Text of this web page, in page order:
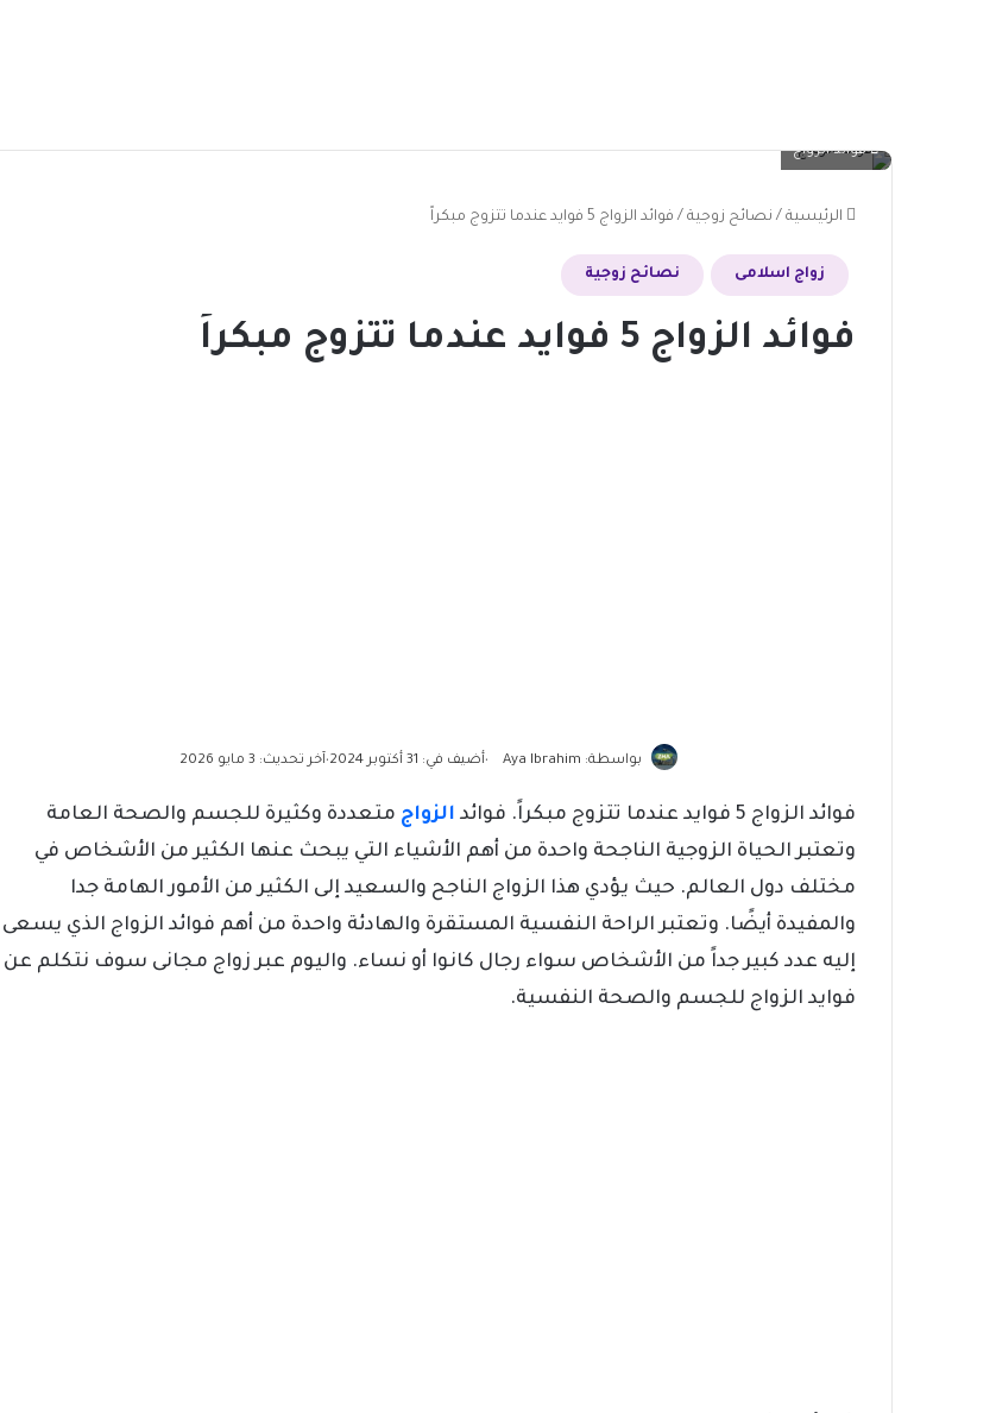
فوائد الزواج
الرئيسية / نصائح زوجية / فوائد الزواج 5 فوايد عندما تتزوج مبكراً
زواج اسلامى نصائح زوجية
فوائد الزواج 5 فوايد عندما تتزوج مبكراً
بواسطة: Aya Ibrahim • أضيف في: 31 أكتوبر 2024 • آخر تحديث: 3 مايو 2026
فوائد الزواج 5 فوايد عندما تتزوج مبكراً. فوائد الزواج متعددة وكثيرة للجسم والصحة العامة
وتعتبر الحياة الزوجية الناجحة واحدة من أهم الأشياء التي يبحث عنها الكثير من الأشخاص في
مختلف دول العالم. حيث يؤدي هذا الزواج الناجح والسعيد إلى الكثير من الأمور الهامة جدا
والمفيدة أيضًا. وتعتبر الراحة النفسية المستقرة والهادئة واحدة من أهم فوائد الزواج الذي يسعى
إليه عدد كبير جداً من الأشخاص سواء رجال كانوا أو نساء. واليوم عبر زواج مجانى سوف نتكلم عن
فوايد الزواج للجسم والصحة النفسية.